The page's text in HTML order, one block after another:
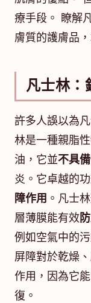
療手段。 瞭解
膚質的護膚品
凡士林：
許多人誤以為
林是一種親脂
油，它並不具
炎。它卓越的
障作用 。凡士
層薄膜能有效
例如空氣中的
屏障對於乾燥
作用，因為它
復。